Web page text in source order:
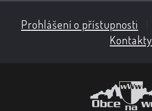
Prohlášení o přístupnosti
Kontakty